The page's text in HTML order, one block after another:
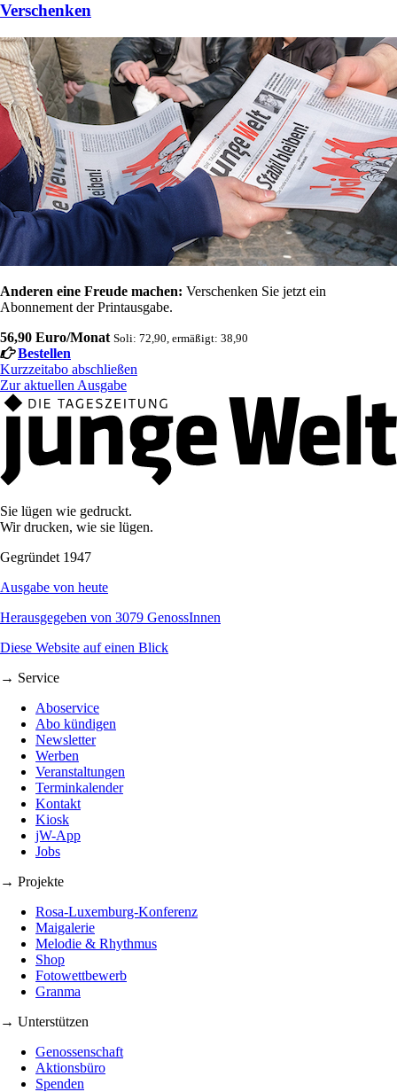
Verschenken
Anderen eine Freude machen: Verschenken Sie jetzt ein
Abonnement der Printausgabe.
56,90 Euro/Monat Soli: 72,90, ermäßigt: 38,90
Bestellen
Kurzzeitabo abschließen
Zur aktuellen Ausgabe
Sie lügen wie gedruckt.
Wir drucken, wie sie lügen.
Gegründet 1947
Ausgabe von heute
Herausgegeben von 3079 GenossInnen
Diese Website auf einen Blick
→ Service
Aboservice
Abo kündigen
Newsletter
Werben
Veranstaltungen
Terminkalender
Kontakt
Kiosk
jW-App
Jobs
→ Projekte
Rosa-Luxemburg-Konferenz
Maigalerie
Melodie & Rhythmus
Shop
Fotowettbewerb
Granma
→ Unterstützen
Genossenschaft
Aktionsbüro
Spenden